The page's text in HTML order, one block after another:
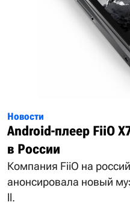
Новости
Android-плеер FiiO
в России
Компания FiiO на
анонсировала новый
ll.